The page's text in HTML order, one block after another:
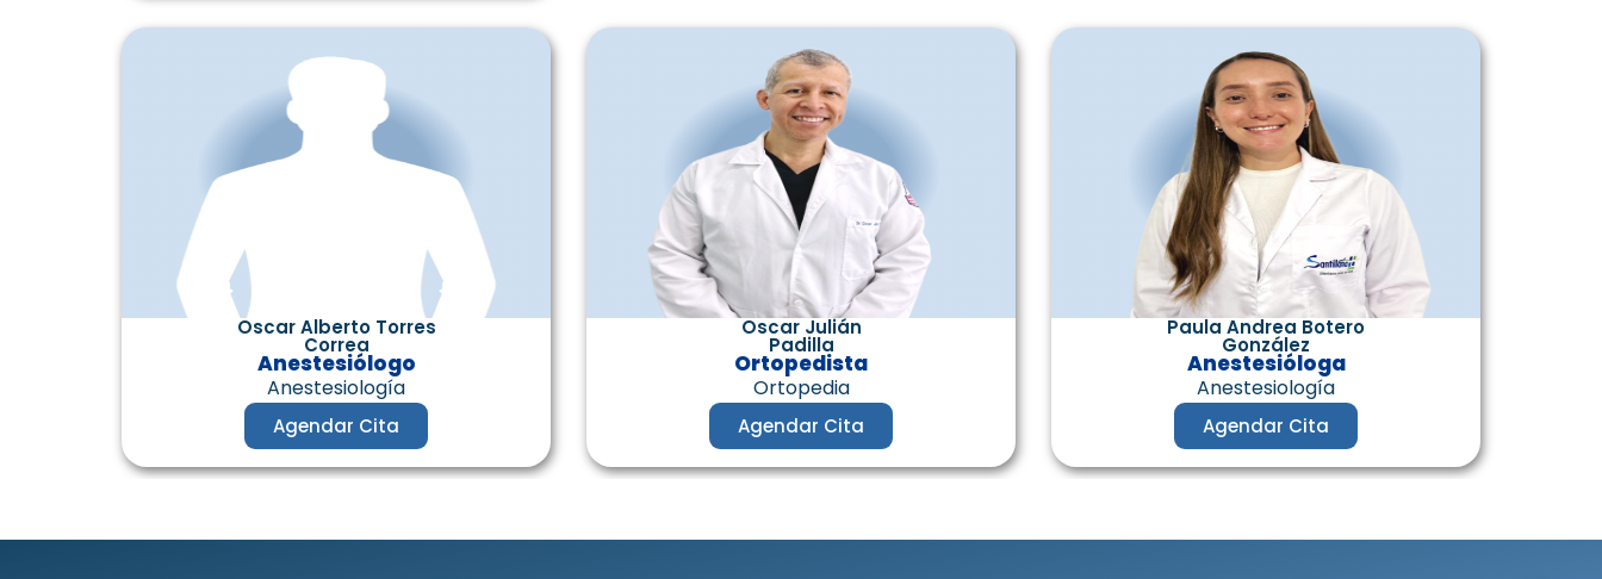
Oscar Alberto Torres
Correa
Anestesiólogo
Anestesiología
Agendar Cita
Oscar Julián
Padilla
Ortopedista
Ortopedia
Agendar Cita
Paula Andrea Botero
González
Anestesióloga
Anestesiología
Agendar Cita